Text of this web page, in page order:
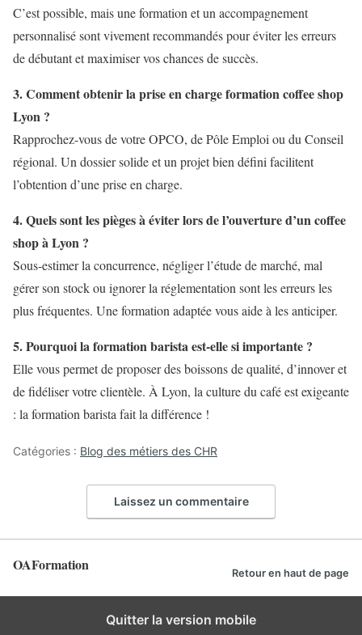
C’est possible, mais une formation et un accompagnement
personnalisé sont vivement recommandés pour éviter les erreurs
de débutant et maximiser vos chances de succès.
3. Comment obtenir la prise en charge formation coffee shop
Lyon ?
Rapprochez-vous de votre OPCO, de Pôle Emploi ou du Conseil
régional. Un dossier solide et un projet bien défini facilitent
l’obtention d’une prise en charge.
4. Quels sont les pièges à éviter lors de l’ouverture d’un coffee
shop à Lyon ?
Sous-estimer la concurrence, négliger l’étude de marché, mal
gérer son stock ou ignorer la réglementation sont les erreurs les
plus fréquentes. Une formation adaptée vous aide à les anticiper.
5. Pourquoi la formation barista est-elle si importante ?
Elle vous permet de proposer des boissons de qualité, d’innover et
de fidéliser votre clientèle. À Lyon, la culture du café est exigeante
: la formation barista fait la différence !
Catégories : Blog des métiers des CHR
Laissez un commentaire
OAFormation Retour en haut de page
Quitter la version mobile